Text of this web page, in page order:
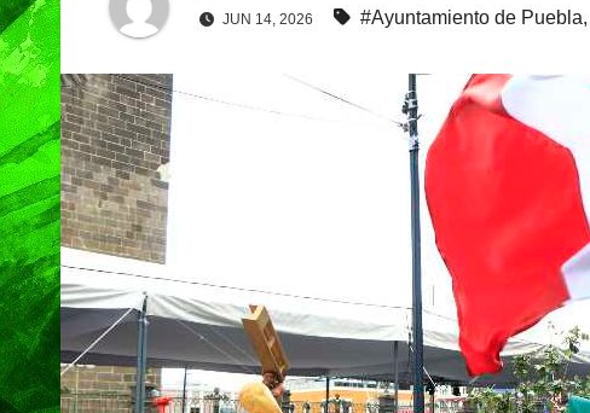
JUN 14, 2026 #Ayuntamiento de Puebla,